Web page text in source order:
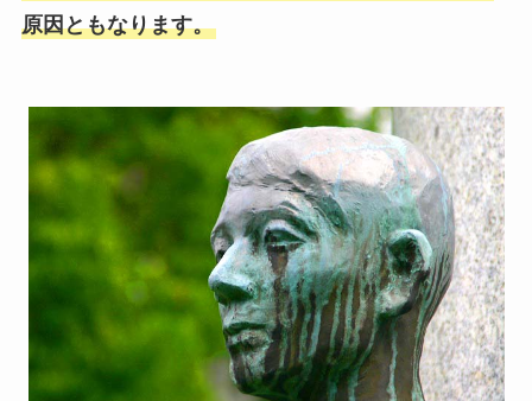
原因ともなります。